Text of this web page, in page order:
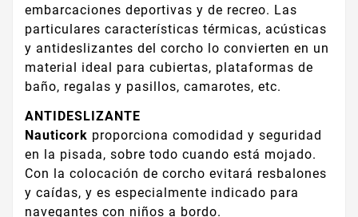
embarcaciones deportivas y de recreo. Las
particulares características térmicas, acústicas
y antideslizantes del corcho lo convierten en un
material ideal para cubiertas, plataformas de
baño, regalas y pasillos, camarotes, etc.
ANTIDESLIZANTE
Nauticork proporciona comodidad y seguridad
en la pisada, sobre todo cuando está mojado.
Con la colocación de corcho evitará resbalones
y caídas, y es especialmente indicado para
navegantes con niños a bordo.